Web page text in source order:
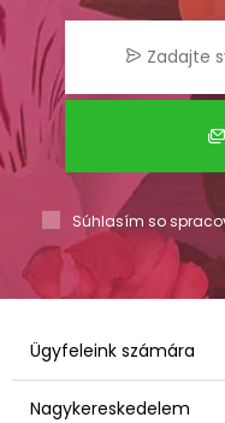
Súhlasím so
Ügyfeleink számára
Nagykereskedelem